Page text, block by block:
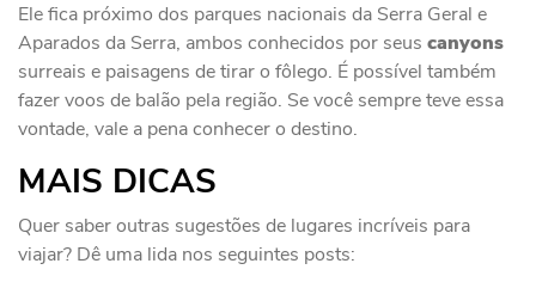
Ele fica próximo dos parques nacionais da Serra Geral e
Aparados da Serra, ambos conhecidos por seus canyons
surreais e paisagens de tirar o fôlego. É possível também
fazer voos de balão pela região. Se você sempre teve essa
vontade, vale a pena conhecer o destino.
MAIS DICAS
Quer saber outras sugestões de lugares incríveis para
viajar? Dê uma lida nos seguintes posts: